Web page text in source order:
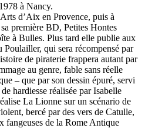
à Nancy.
d’Aix en Provence, puis à
première BD, Petites Hontes
à Bulles. Plus tard elle publie aux
qui sera récompensé par
de piraterie frappera autant par
au genre, fable sans réelle
– que par son dessin épuré, servi
hardiesse réalisée par Isabelle
La Lionne sur un scénario de
bercé par des vers de Catulle,
fangeuses de la Rome Antique